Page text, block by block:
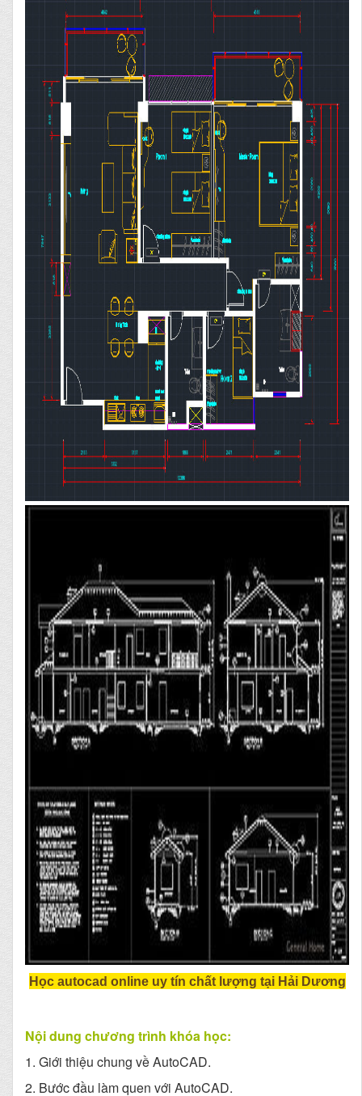
Học autocad online uy tín chất lượng tại Hải Dương
Nội dung chương trình khóa học:
1. Giới thiệu chung về AutoCAD.
2. Bước đầu làm quen với AutoCAD.